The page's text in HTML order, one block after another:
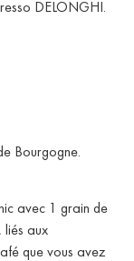
DELONGHI.
Bourgogne.
avec 1 grain de
liés aux
que vous avez